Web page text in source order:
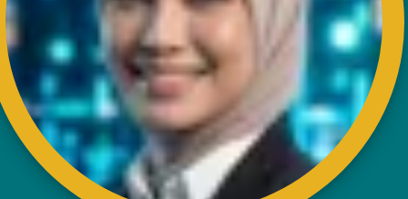
Disclaimer
Privacy and Security Policy
FAQs
Helps & Support
Sitemap
VISITORS COUNTER